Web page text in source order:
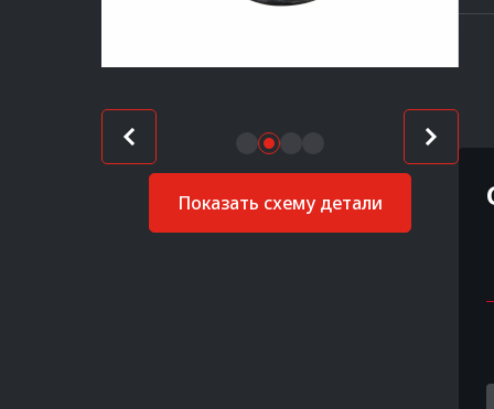
Показать схему детали